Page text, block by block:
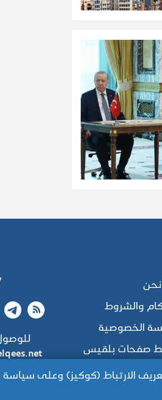
الارتباط (كوكيز) وعلى
والشروط
الخصوصية
صفحات بلقيس